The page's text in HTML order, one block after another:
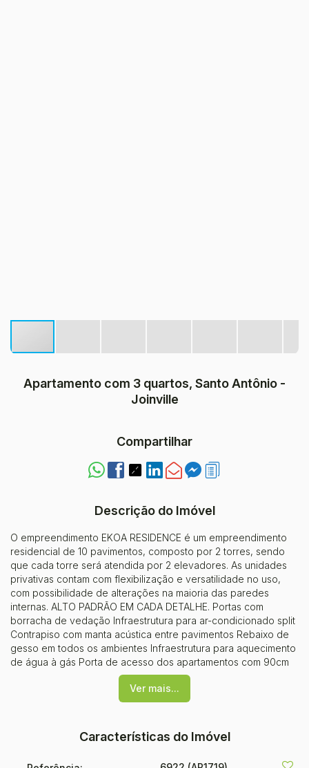
Apartamento com 3 quartos, Santo Antônio -
Joinville
Compartilhar
Descrição do Imóvel
O empreendimento EKOA RESIDENCE é um empreendimento
residencial de 10 pavimentos, composto por 2 torres, sendo
que cada torre será atendida por 2 elevadores. As unidades
privativas contam com flexibilização e versatilidade no uso,
com possibilidade de alterações na maioria das paredes
internas. ALTO PADRÃO EM CADA DETALHE. Portas com
borracha de vedação Infraestrutura para ar-condicionado split
Contrapiso com manta acústica entre pavimentos Rebaixo de
gesso em todos os ambientes Infraestrutura para aquecimento
de água à gás Porta de acesso dos apartamentos com 90cm
de largura Fechamento das sacadas com esquadrias do tipo
Mão Amiga Dumper e exaustor nas churrasqueiras Kits de
personalização. O empreendimento conta ainda com Ampla
com varanda externa Espaços equipados, decorados e
climatizados Espaço Gourmet e Jogos Lounge externo
Ver mais...
Características do Imóvel